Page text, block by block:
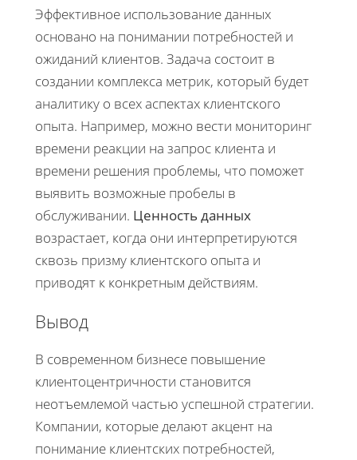
Эффективное использование данных
основано на понимании потребностей и
ожиданий клиентов. Задача состоит в
создании комплекса метрик, который будет
аналитику о всех аспектах клиентского
опыта. Например, можно вести мониторинг
времени реакции на запрос клиента и
времени решения проблемы, что поможет
выявить возможные пробелы в
обслуживании. Ценность данных
возрастает, когда они интерпретируются
сквозь призму клиентского опыта и
приводят к конкретным действиям.
Вывод
В современном бизнесе повышение
клиентоцентричности становится
неотъемлемой частью успешной стратегии.
Компании, которые делают акцент на
понимание клиентских потребностей,